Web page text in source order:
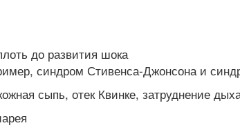
до развития шока
синдром Стивенса-Джонсона и
сыпь, отек Квинке, затруднение